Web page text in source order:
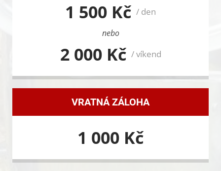
1 500 Kč / den
nebo
2 000 Kč / víkend
VRATNÁ ZÁLOHA
1 000 Kč